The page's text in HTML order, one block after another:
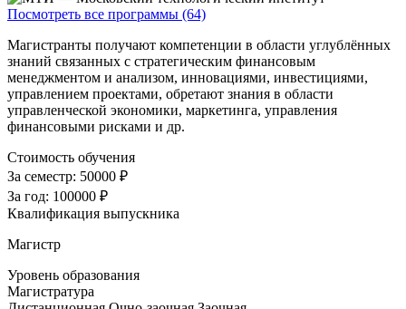
Посмотреть все программы (64)
Магистранты получают компетенции в области углублённых
знаний связанных с стратегическим финансовым
менеджментом и анализом, инновациями, инвестициями,
управлением проектами, обретают знания в области
управленческой экономики, маркетинга, управления
финансовыми рисками и др.
Стоимость обучения
За семестр: 50000 ₽
За год: 100000 ₽
Квалификация выпускника
Магистр
Уровень образования
Магистратура